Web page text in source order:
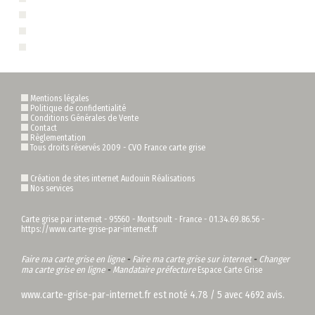
Mentions légales
Politique de confidentialité
Conditions Générales de Vente
Contact
Règlementation
Tous droits réservés 2009 - CVO France carte grise
Création de sites internet Audouin Réalisations
Nos services
Carte grise par internet - 95560 - Montsoult - France - 01.34.69.86.56 -
https://www.carte-grise-par-internet.fr
Faire ma carte grise en ligne- Faire ma carte grise sur internet- Changer
ma carte grise en ligne- Mandataire préfecture Espace Carte Grise
www.carte-grise-par-internet.fr est noté 4.78 / 5 avec 4692 avis.